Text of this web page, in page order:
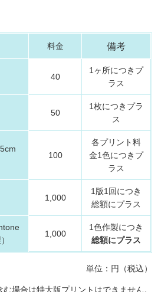
料金 備考
40
1ヶ所につきプ
ラス
50
1枚につきプラ
ス
100
各プリント料
金1色につきプ
ラス
1,000
1版1回につき
総額にプラス
1,000
1色作製につき
総額にプラス
単位：円（税込）
場合は特大版プリントはできません。